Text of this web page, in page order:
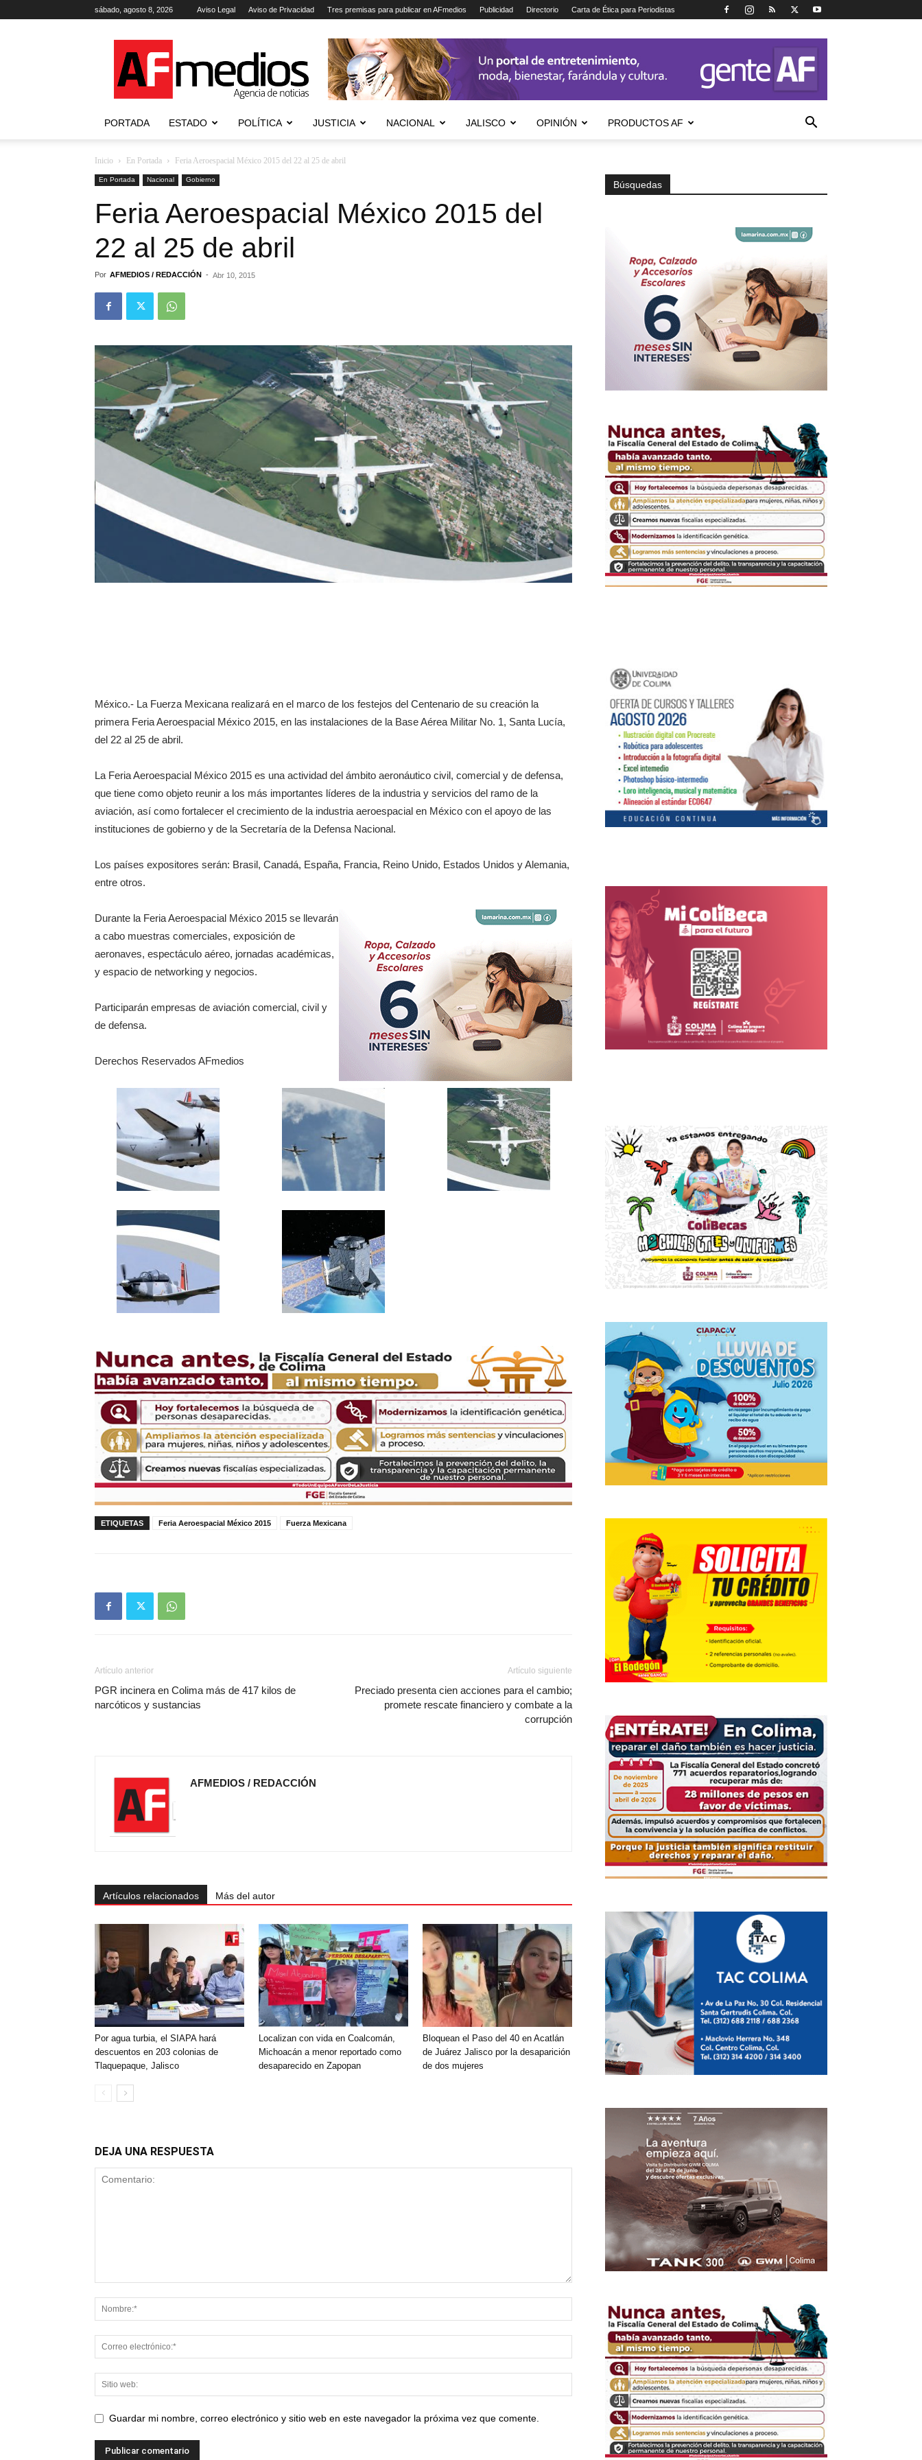
sábado, agosto 8, 2026 Aviso Legal Aviso de Privacidad Tres premisas para publicar en AFmedios Publicidad Directorio Carta de Ética para Periodistas
Agencia
de
Noticias
PORTADA ESTADO POLÍTICA JUSTICIA NACIONAL JALISCO OPINIÓN PRODUCTOS AF
Inicio En Portada Feria Aeroespacial México 2015 del 22 al 25 de abril
En Portada Nacional Gobierno
Feria Aeroespacial México 2015 del
22 al 25 de abril
Por AFMEDIOS / REDACCIÓN - Abr 10, 2015
México.- La Fuerza Mexicana realizará en el marco de los festejos del Centenario de su creación la
primera Feria Aeroespacial México 2015, en las instalaciones de la Base Aérea Militar No. 1, Santa Lucía,
del 22 al 25 de abril.
La Feria Aeroespacial México 2015 es una actividad del ámbito aeronáutico civil, comercial y de defensa,
que tiene como objeto reunir a los más importantes líderes de la industria y servicios del ramo de la
aviación, así como fortalecer el crecimiento de la industria aeroespacial en México con el apoyo de las
instituciones de gobierno y de la Secretaría de la Defensa Nacional.
Los países expositores serán: Brasil, Canadá, España, Francia, Reino Unido, Estados Unidos y Alemania,
entre otros.
Durante la Feria Aeroespacial México 2015 se llevarán
a cabo muestras comerciales, exposición de
aeronaves, espectáculo aéreo, jornadas académicas,
y espacio de networking y negocios.
Participarán empresas de aviación comercial, civil y
de defensa.
Derechos Reservados AFmedios
ETIQUETAS Feria Aeroespacial México 2015 Fuerza Mexicana
Artículo anterior
PGR incinera en Colima más de 417 kilos de
narcóticos y sustancias
Artículo siguiente
Preciado presenta cien acciones para el cambio;
promete rescate financiero y combate a la
corrupción
AFMEDIOS / REDACCIÓN
Artículos relacionados Más del autor
Por agua turbia, el SIAPA hará
descuentos en 203 colonias de
Tlaquepaque, Jalisco
Localizan con vida en Coalcomán,
Michoacán a menor reportado como
desaparecido en Zapopan
Bloquean el Paso del 40 en Acatlán
de Juárez Jalisco por la desaparición
de dos mujeres
DEJA UNA RESPUESTA
Guardar mi nombre, correo electrónico y sitio web en este navegador la próxima vez que comente.
Búsquedas